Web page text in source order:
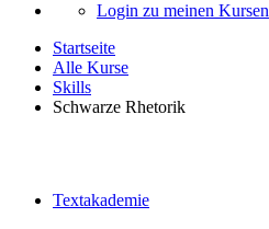
Login zu meinen Kursen
Startseite
Alle Kurse
Skills
Schwarze Rhetorik
Textakademie